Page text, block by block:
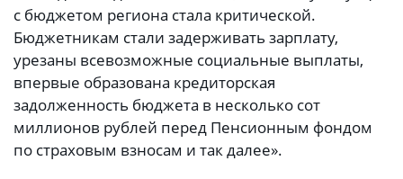
с бюджетом региона стала критической.
Бюджетникам стали задерживать зарплату,
урезаны всевозможные социальные выплаты,
впервые образована кредиторская
задолженность бюджета в несколько сот
миллионов рублей перед Пенсионным фондом
по страховым взносам и так далее».